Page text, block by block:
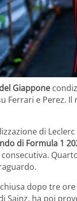
Giappone
Ferrari e Perez.
di
di Formula 1
dopo tre
Sainz, ha poi